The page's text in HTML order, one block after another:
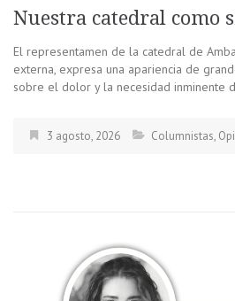
Nuestra catedral como
El representamen de la catedral de
externa, expresa una apariencia de
sobre el dolor y la necesidad inminente
3 agosto, 2026 Columnistas,